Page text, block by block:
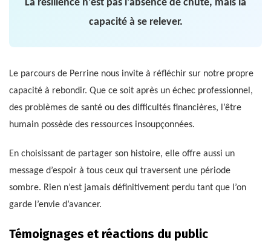
La résilience n’est pas l’absence de chute, mais la
capacité à se relever.
Le parcours de Perrine nous invite à réfléchir sur notre propre
capacité à rebondir. Que ce soit après un échec professionnel,
des problèmes de santé ou des difficultés financières, l’être
humain possède des ressources insoupçonnées.
En choisissant de partager son histoire, elle offre aussi un
message d’espoir à tous ceux qui traversent une période
sombre. Rien n’est jamais définitivement perdu tant que l’on
garde l’envie d’avancer.
Témoignages et réactions du public